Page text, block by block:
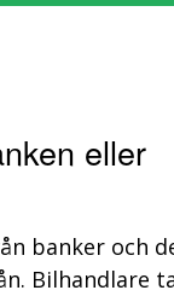
eller
banker och
Bilhandlare